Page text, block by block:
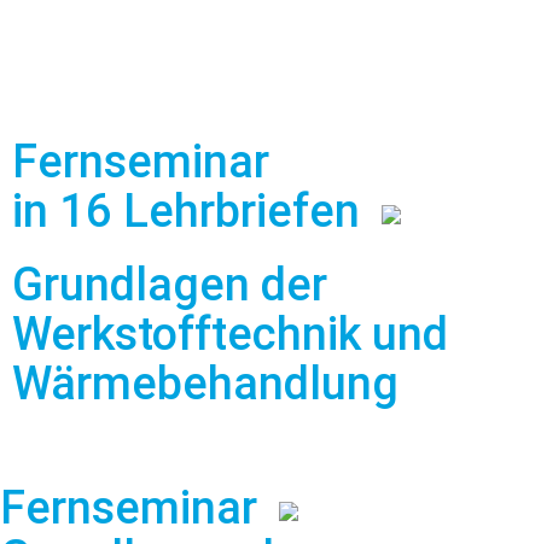
Fernseminar
in 16 Lehrbriefen
Grundlagen der
Werkstofftechnik und
Wärmebehandlung
Fernseminar